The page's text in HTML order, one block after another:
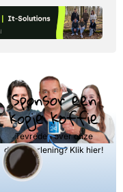
Sponsor een
kopje koffie
Tevreden over onze
dienstverlening? Klik hier!